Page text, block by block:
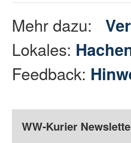
Mehr dazu:
Lokales:
Feedback:
WW-Kurier